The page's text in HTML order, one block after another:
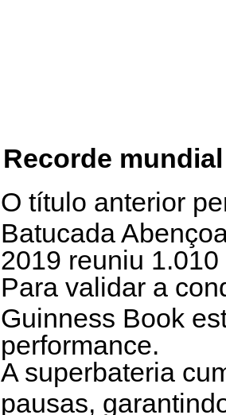
Recorde
O título anterior
Batucada
2019 reuniu 1.010
Para validar a
Guinness Book
performance.
A superbateria
pausas,